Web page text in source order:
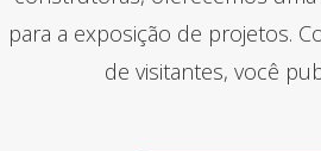
para a exposição de projetos.
de visitantes, você